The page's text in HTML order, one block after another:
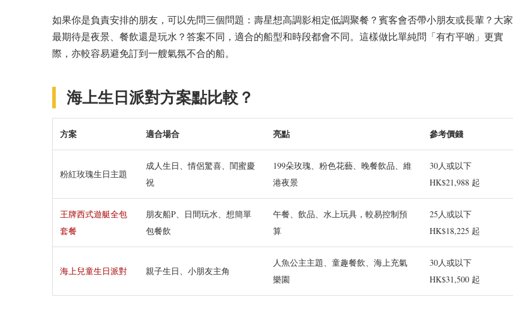
如果你是負責安排的朋友，可以先問三個問題：壽星想高調影相定低調聚餐？賓客會否帶小朋友或長輩？大家
最期待是夜景、餐飲還是玩水？答案不同，適合的船型和時段都會不同。這樣做比單純問「有冇平啲」更實
際，亦較容易避免訂到一艘氣氛不合的船。
海上生日派對方案點比較？
方案 適合場合 亮點 參考價錢
粉紅玫瑰生日主題
成人生日、情侶驚喜、閨蜜慶
祝
199朵玫瑰、粉色花藝、晚餐飲品、維
港夜景
30人或以下
HK$21,988 起
王牌西式遊艇全包
套餐
朋友船P、日間玩水、想簡單
包餐飲
午餐、飲品、水上玩具，較易控制預
算
25人或以下
HK$18,225 起
海上兒童生日派對 親子生日、小朋友主角
人魚公主主題、童趣餐飲、海上充氣
樂園
30人或以下
HK$31,500 起